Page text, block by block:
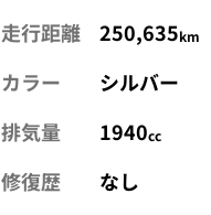
走行距離
250,635km
カラー
シルバー
排気量
1940cc
修復歴
なし